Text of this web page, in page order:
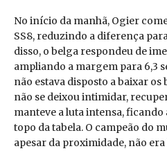
No início da manhã, Ogier
SS8, reduzindo a diferença
disso, o belga respondeu de
ampliando a margem para 6,3
não estava disposto a baixar
não se deixou intimidar,
manteve a luta intensa, ficando
topo da tabela. O campeão do
apesar da proximidade, não